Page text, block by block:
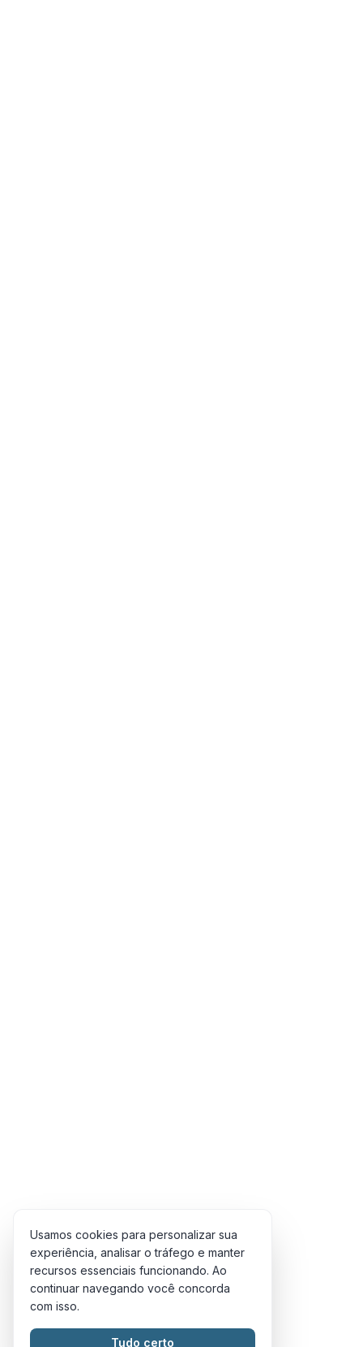
Usamos cookies para personalizar sua
experiência, analisar o tráfego e manter
recursos essenciais funcionando. Ao
continuar navegando você concorda
com isso.
Tudo certo